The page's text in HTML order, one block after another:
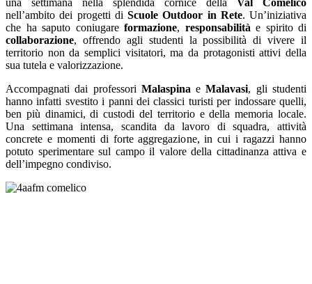
una settimana nella splendida cornice della Val Comelico
nell’ambito dei progetti di Scuole Outdoor in Rete. Un’iniziativa
che ha saputo coniugare formazione, responsabilità e spirito di
collaborazione, offrendo agli studenti la possibilità di vivere il
territorio non da semplici visitatori, ma da protagonisti attivi della
sua tutela e valorizzazione.
Accompagnati dai professori Malaspina eMalavasi, gli studenti
hanno infatti svestito i panni dei classici turisti per indossare quelli,
ben più dinamici, di custodi del territorio e della memoria locale.
Una settimana intensa, scandita da lavoro di squadra, attività
concrete e momenti di forte aggregazione, in cui i ragazzi hanno
potuto sperimentare sul campo il valore della cittadinanza attiva e
dell’impegno condiviso.